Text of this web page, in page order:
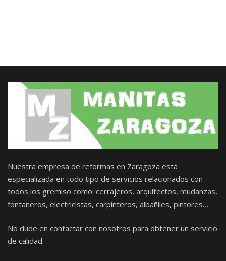
Nuestra empresa de reformas en Zaragoza está
especializada en todo tipo de servicios relacionados con
todos los gremiso como: cerrajeros, arquitectos, mudanzas,
fontaneros, electricistas, carpinteros, albañiles, pintores…
No dude en contactar con nosotros para obtener un servicio
de calidad.